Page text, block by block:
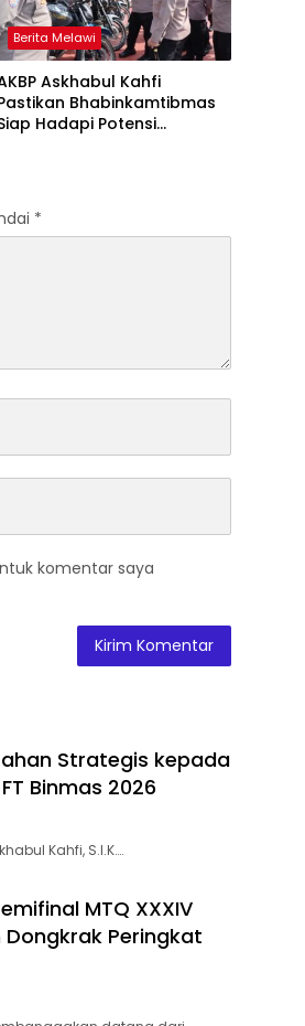
Berita Melawi
Askhabul Kahfi
Bhabinkamtibmas
Hadapi Potensi
*
komentar saya
Strategis kepada
Binmas 2026
Kahfi, S.I.K….
MTQ XXXIV
Dongkrak Peringkat